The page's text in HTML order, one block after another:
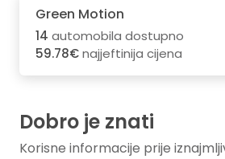
Green Motion
14 automobila dostupno
59.78€najjeftinija cijena
Dobro je znati
Korisne informacije prije